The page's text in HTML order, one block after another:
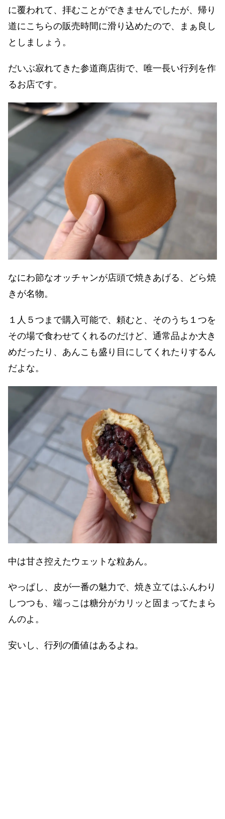
に覆われて、拝むことができませんでしたが、帰り
道にこちらの販売時間に滑り込めたので、まぁ良し
としましょう。
だいぶ寂れてきた参道商店街で、唯一長い行列を作
るお店です。
なにわ節なオッチャンが店頭で焼きあげる、どら焼
きが名物。
１人５つまで購入可能で、頼むと、そのうち１つを
その場で食わせてくれるのだけど、通常品よか大き
めだったり、あんこも盛り目にしてくれたりするん
だよな。
中は甘さ控えたウェットな粒あん。
やっぱし、皮が一番の魅力で、焼き立てはふんわり
しつつも、端っこは糖分がカリッと固まってたまら
んのよ。
安いし、行列の価値はあるよね。